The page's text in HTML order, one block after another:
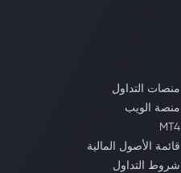
منصات التداول
منصة الويب
MT4
قائمة الأصول المالية
شروط التداول